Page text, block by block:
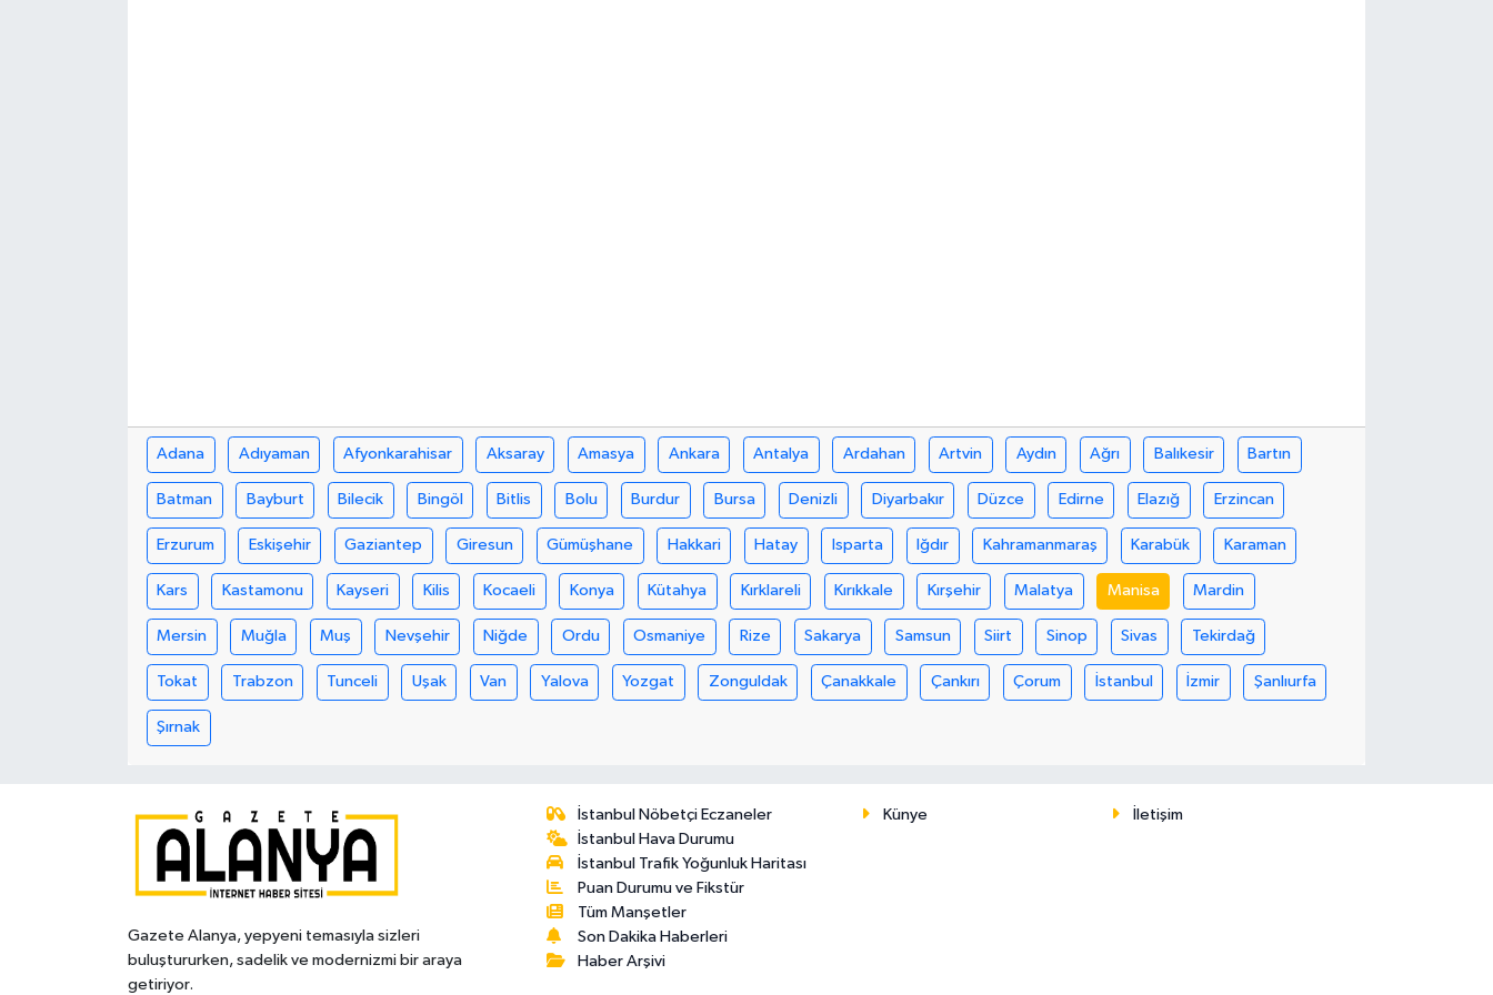
Adana Adıyaman Afyonkarahisar Aksaray Amasya Ankara Antalya Ardahan Artvin Aydın Ağrı Balıkesir Bartın
Batman Bayburt Bilecik Bingöl Bitlis Bolu Burdur Bursa Denizli Diyarbakır Düzce Edirne Elazığ Erzincan
Erzurum Eskişehir Gaziantep Giresun Gümüşhane Hakkari Hatay Isparta Iğdır Kahramanmaraş Karabük Karaman
Kars Kastamonu Kayseri Kilis Kocaeli Konya Kütahya Kırklareli Kırıkkale Kırşehir Malatya Manisa Mardin
Mersin Muğla Muş Nevşehir Niğde Ordu Osmaniye Rize Sakarya Samsun Siirt Sinop Sivas Tekirdağ
Tokat Trabzon Tunceli Uşak Van Yalova Yozgat Zonguldak Çanakkale Çankırı Çorum İstanbul İzmir Şanlıurfa
Şırnak
Gazete Alanya, yepyeni temasıyla sizleri
buluştururken, sadelik ve modernizmi bir araya
getiriyor.
İstanbul Nöbetçi Eczaneler
İstanbul Hava Durumu
İstanbul Trafik Yoğunluk Haritası
Puan Durumu ve Fikstür
Tüm Manşetler
Son Dakika Haberleri
Haber Arşivi
Künye İletişim